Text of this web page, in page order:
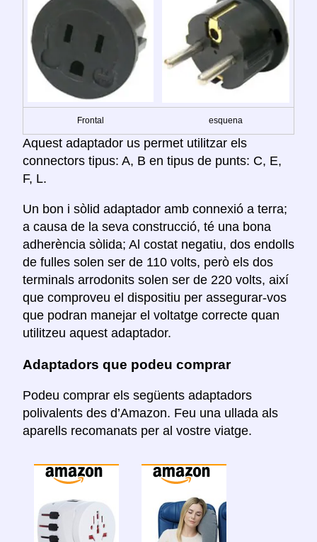
Frontal esquena
Aquest adaptador us permet utilitzar els
connectors tipus: A, B en tipus de punts: C, E,
F, L.
Un bon i sòlid adaptador amb connexió a terra;
a causa de la seva construcció, té una bona
adherència sòlida; Al costat negatiu, dos endolls
de fulles solen ser de 110 volts, però els dos
terminals arrodonits solen ser de 220 volts, així
que comproveu el dispositiu per assegurar-vos
que podran manejar el voltatge correcte quan
utilitzeu aquest adaptador.
Adaptadors que podeu comprar
Podeu comprar els següents adaptadors
polivalents des d’Amazon. Feu una ullada als
aparells recomanats per al vostre viatge.